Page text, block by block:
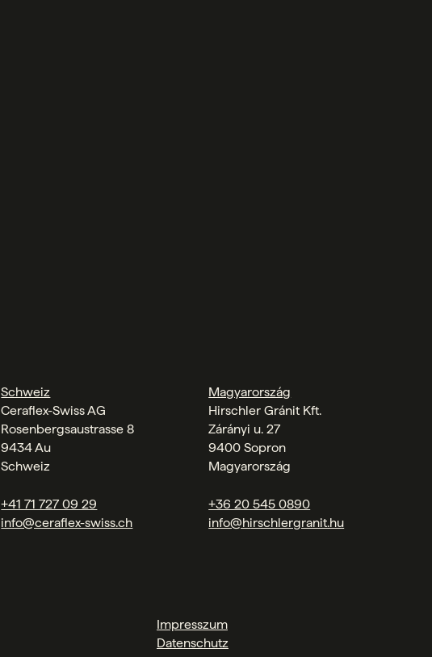
Schweiz
Ceraflex-Swiss AG
Rosenbergsaustrasse 8
9434 Au
Schweiz
+41 71 727 09 29
info@ceraflex-swiss.ch
Magyarország
Hirschler Gránit Kft.
Zárányi u. 27
9400 Sopron
Magyarország
+36 20 545 0890
info@hirschlergranit.hu
Impresszum
Datenschutz